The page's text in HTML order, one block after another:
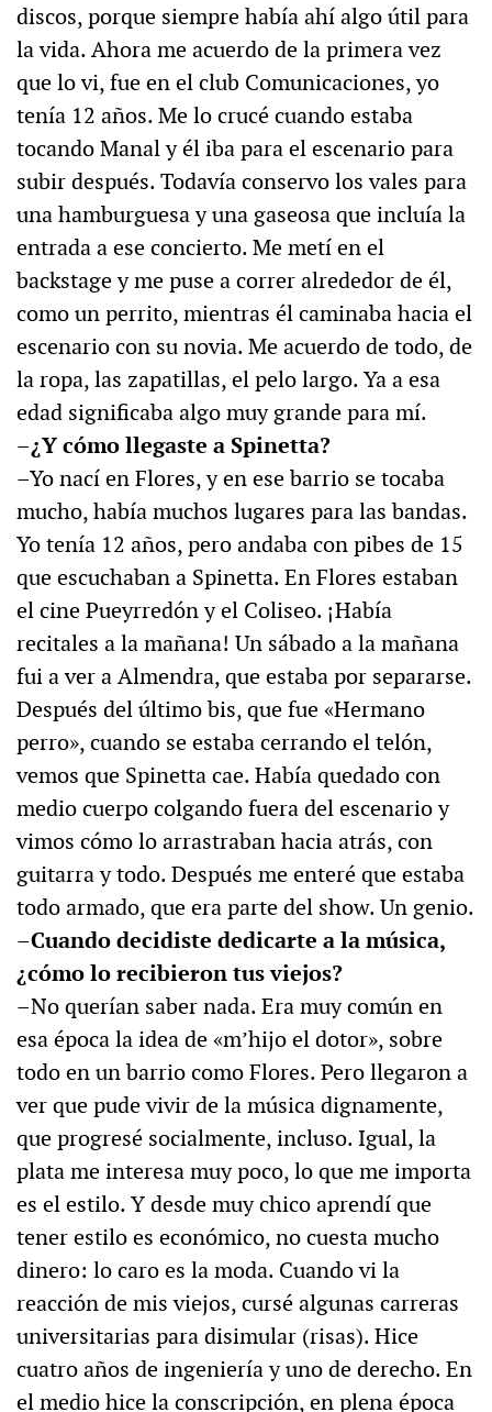
discos, porque siempre había ahí algo útil para
la vida. Ahora me acuerdo de la primera vez
que lo vi, fue en el club Comunicaciones, yo
tenía 12 años. Me lo crucé cuando estaba
tocando Manal y él iba para el escenario para
subir después. Todavía conservo los vales para
una hamburguesa y una gaseosa que incluía la
entrada a ese concierto. Me metí en el
backstage y me puse a correr alrededor de él,
como un perrito, mientras él caminaba hacia el
escenario con su novia. Me acuerdo de todo, de
la ropa, las zapatillas, el pelo largo. Ya a esa
edad significaba algo muy grande para mí.
–¿Y cómo llegaste a Spinetta?
–Yo nací en Flores, y en ese barrio se tocaba
mucho, había muchos lugares para las bandas.
Yo tenía 12 años, pero andaba con pibes de 15
que escuchaban a Spinetta. En Flores estaban
el cine Pueyrredón y el Coliseo. ¡Había
recitales a la mañana! Un sábado a la mañana
fui a ver a Almendra, que estaba por separarse.
Después del último bis, que fue «Hermano
perro», cuando se estaba cerrando el telón,
vemos que Spinetta cae. Había quedado con
medio cuerpo colgando fuera del escenario y
vimos cómo lo arrastraban hacia atrás, con
guitarra y todo. Después me enteré que estaba
todo armado, que era parte del show. Un genio.
–Cuando decidiste dedicarte a la música,
¿cómo lo recibieron tus viejos?
–No querían saber nada. Era muy común en
esa época la idea de «m’hijo el dotor», sobre
todo en un barrio como Flores. Pero llegaron a
ver que pude vivir de la música dignamente,
que progresé socialmente, incluso. Igual, la
plata me interesa muy poco, lo que me importa
es el estilo. Y desde muy chico aprendí que
tener estilo es económico, no cuesta mucho
dinero: lo caro es la moda. Cuando vi la
reacción de mis viejos, cursé algunas carreras
universitarias para disimular (risas). Hice
cuatro años de ingeniería y uno de derecho. En
el medio hice la conscripción, en plena época